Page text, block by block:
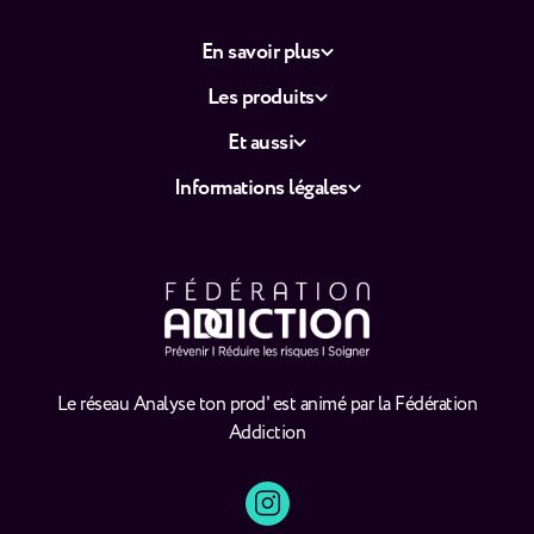
Le réseau Analyse ton prod' est animé par la Fédération
Addiction
En savoir plus
Les produits
Et aussi
Informations légales